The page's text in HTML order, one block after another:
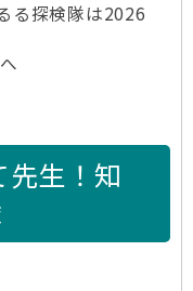
る探検隊は2026
生！知